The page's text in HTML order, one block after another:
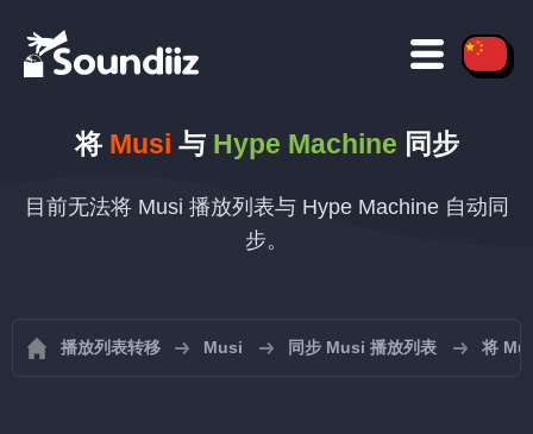
将 Musi 与 Hype Machine 同步
目前无法将 Musi 播放列表与 Hype Machine 自动同
步。
播放列表转移 Musi 同步 Musi 播放列表 将